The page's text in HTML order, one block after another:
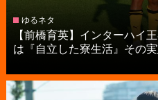
ゆるネタ
【前橋育英】インターハイ
は『自立した寮生活』その